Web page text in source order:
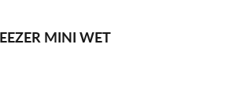
MINI WET